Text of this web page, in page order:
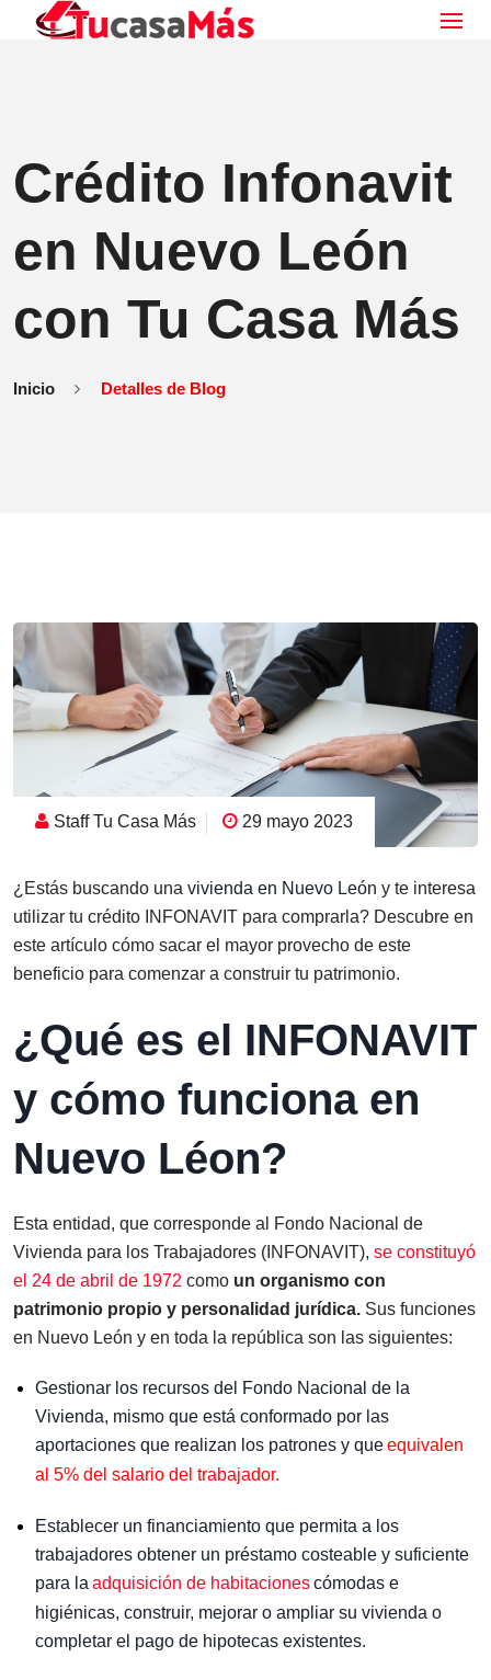
Crédito Infonavit
en Nuevo León
con Tu Casa Más
Inicio Detalles de Blog
Staff Tu Casa Más 29 mayo 2023
¿Estás buscando una vivienda en Nuevo León y te interesa
utilizar tu crédito INFONAVIT para comprarla? Descubre en
este artículo cómo sacar el mayor provecho de este
beneficio para comenzar a construir tu patrimonio.
¿Qué es el INFONAVIT
y cómo funciona en
Nuevo Léon?
Esta entidad, que corresponde al Fondo Nacional de
Vivienda para los Trabajadores (INFONAVIT), se constituyó
el 24 de abril de 1972 como un organismo con
patrimonio propio y personalidad jurídica. Sus funciones
en Nuevo León y en toda la república son las siguientes:
Gestionar los recursos del Fondo Nacional de la
Vivienda, mismo que está conformado por las
aportaciones que realizan los patrones y queequivalen
al 5% del salario del trabajador.
Establecer un financiamiento que permita a los
trabajadores obtener un préstamo costeable y suficiente
para la adquisición de habitacionescómodas e
higiénicas, construir, mejorar o ampliar su vivienda o
completar el pago de hipotecas existentes.